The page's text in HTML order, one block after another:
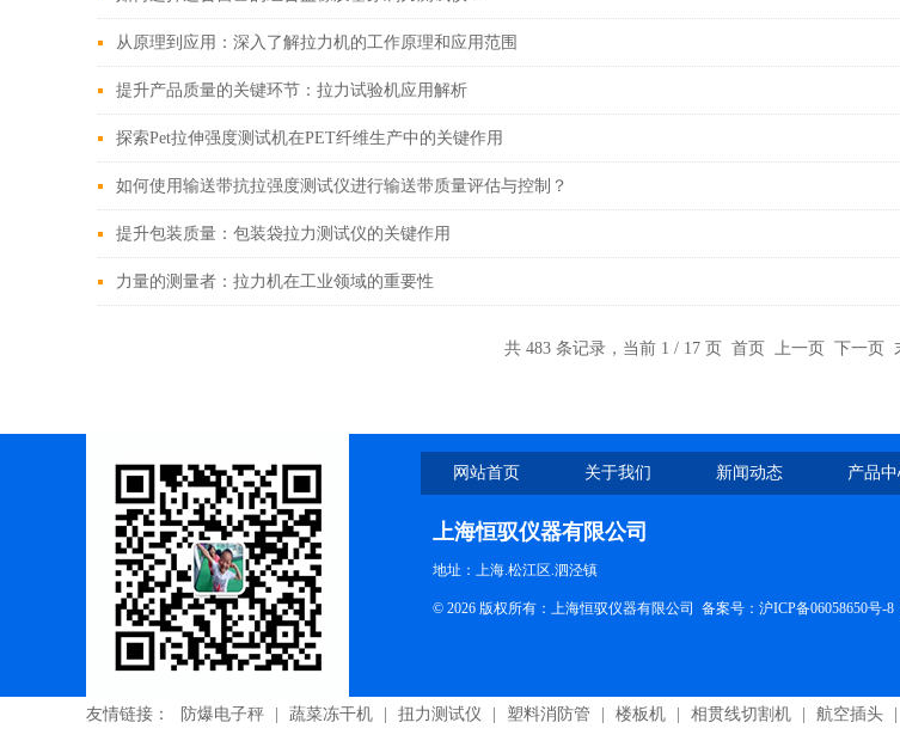
从原理到应用：深入了解拉力机的工作原理和应用范围
提升产品质量的关键环节：拉力试验机应用解析
探索Pet拉伸强度测试机在PET纤维生产中的关键作用
如何使用输送带抗拉强度测试仪进行输送带质量评估与控制？
提升包装质量：包装袋拉力测试仪的关键作用
力量的测量者：拉力机在工业领域的重要性
共 483 条记录，当前 1 / 17 页 首页 上一页 下一页
网站首页 关于我们 新闻动态 产品
上海恒驭仪器有限公司
地址：上海.松江区.泗泾镇
© 2026 版权所有：上海恒驭仪器有限公司 备案号： 沪ICP备06058650号-8
友情链接： 防爆电子秤 蔬菜冻干机 扭力测试仪 塑料消防管 楼板机 相贯线切割机 航空插头